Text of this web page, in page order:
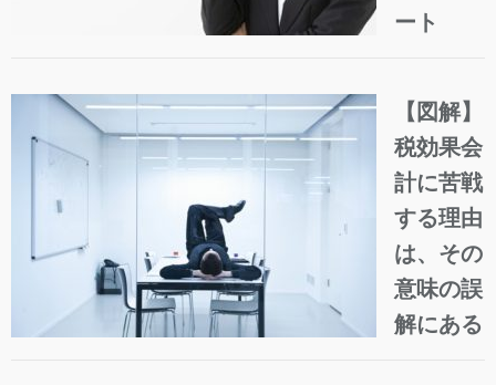
ート
【図解】
税効果会
計に苦戦
する理由
は、その
意味の誤
解にある